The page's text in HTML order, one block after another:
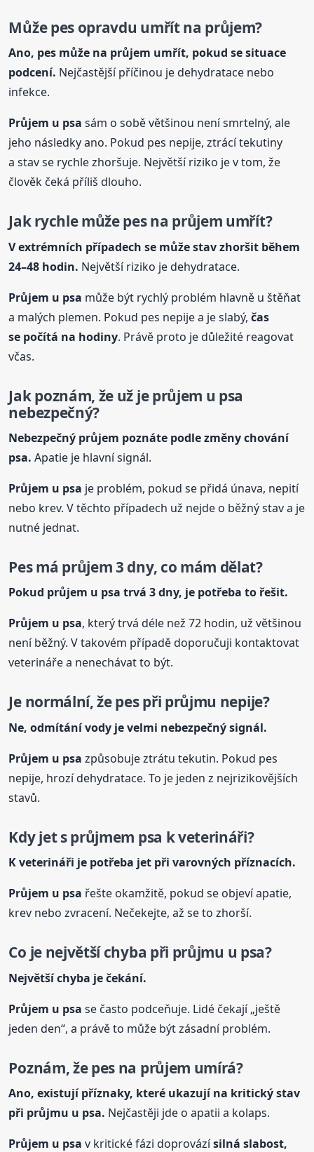
Může pes opravdu umřít na průjem?
Ano, pes může na průjem umřít, pokud se situace
podcení. Nejčastější příčinou je dehydratace nebo
infekce.
Průjem u psa sám o sobě většinou není smrtelný, ale
jeho následky ano. Pokud pes nepije, ztrácí tekutiny
a stav se rychle zhoršuje. Největší riziko je v tom, že
člověk čeká příliš dlouho.
Jak rychle může pes na průjem umřít?
V extrémních případech se může stav zhoršit během
24–48 hodin. Největší riziko je dehydratace.
Průjem u psa může být rychlý problém hlavně u štěňat
a malých plemen. Pokud pes nepije a je slabý,čas
se počítá na hodiny. Právě proto je důležité reagovat
včas.
Jak poznám, že už je průjem u psa
nebezpečný?
Nebezpečný průjem poznáte podle změny chování
psa. Apatie je hlavní signál.
Průjem u psa je problém, pokud se přidá únava, nepití
nebo krev. V těchto případech už nejde o běžný stav a je
nutné jednat.
Pes má průjem 3 dny, co mám dělat?
Pokud průjem u psa trvá 3 dny, je potřeba to řešit.
Průjem u psa, který trvá déle než 72 hodin, už většinou
není běžný. V takovém případě doporučuji kontaktovat
veterináře a nenechávat to být.
Je normální, že pes při průjmu nepije?
Ne, odmítání vody je velmi nebezpečný signál.
Průjem u psa způsobuje ztrátu tekutin. Pokud pes
nepije, hrozí dehydratace. To je jeden z nejrizikovějších
stavů.
Kdy jet s průjmem psa k veterináři?
K veterináři je potřeba jet při varovných příznacích.
Průjem u psa řešte okamžitě, pokud se objeví apatie,
krev nebo zvracení. Nečekejte, až se to zhorší.
Co je největší chyba při průjmu u psa?
Největší chyba je čekání.
Průjem u psa se často podceňuje. Lidé čekají „ještě
jeden den“, a právě to může být zásadní problém.
Poznám, že pes na průjem umírá?
Ano, existují příznaky, které ukazují na kritický stav
při průjmu u psa. Nejčastěji jde o apatii a kolaps.
Průjem u psa v kritické fázi doprovázísilná slabost,